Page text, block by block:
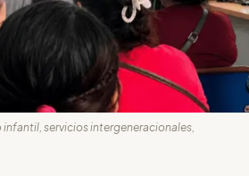
servicios intergeneracionales,